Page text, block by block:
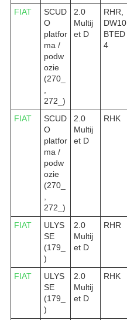
FIAT
SCUD
O
platfor
ma /
podw
ozie
(270_
272_)
2.0
Multij
et D
RHR,
DW10
BTED
4
FIAT
SCUD
O
platfor
ma /
podw
ozie
(270_
272_)
2.0
Multij
et D
RHK
FIAT
ULYS
SE
(179_
)
2.0
Multij
et D
RHR
FIAT
ULYS
SE
(179_
)
2.0
Multij
et D
RHK